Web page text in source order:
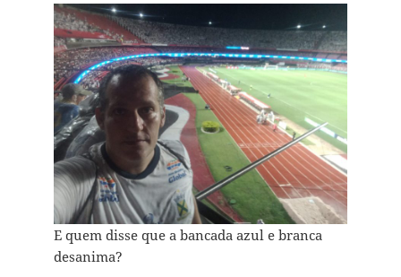
E quem disse que a bancada azul e branca
desanima?